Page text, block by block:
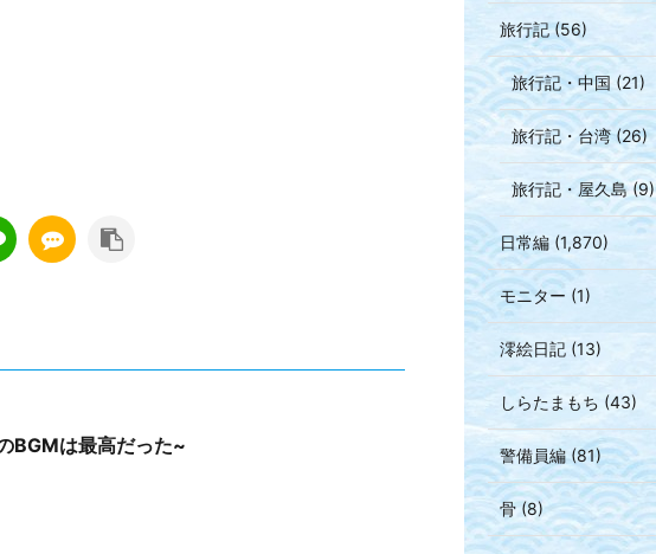
BGMは最高だった~
旅行記 (56)
旅行記・中国 (21)
旅行記・台湾 (26)
旅行記・屋久島 (9)
日常編 (1,870)
モニター (1)
澪絵日記 (13)
しらたまもち (43)
警備員編 (81)
骨 (8)